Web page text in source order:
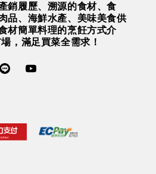
銷履歷、溯源的食材、食
品、海鮮水產、美味美食供
材簡單料理的烹飪方式介
，滿足買菜全需求！